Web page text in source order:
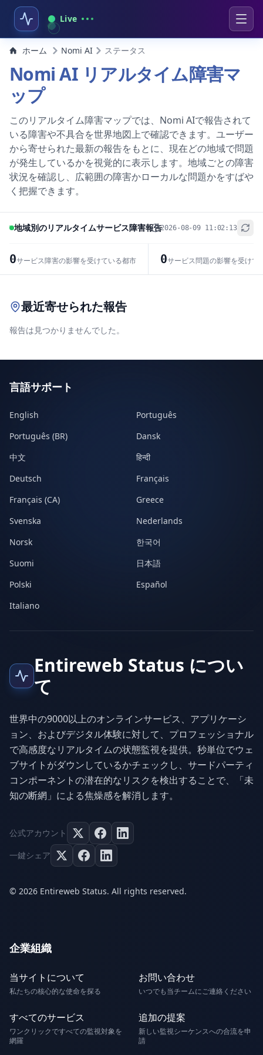
Live
ホーム Nomi AI ステータス
Nomi AI リアルタイム障害マ
ップ
このリアルタイム障害マップでは、Nomi AIで報告されて
いる障害や不具合を世界地図上で確認できます。ユーザー
から寄せられた最新の報告をもとに、現在どの地域で問題
が発生しているかを視覚的に表示します。地域ごとの障害
状況を確認し、広範囲の障害かローカルな問題かをすばや
く把握できます。
地域別のリアルタイムサービス障害報告2026-08-09 11:02:13
0サービス障害の影響を受けている都市 0サービス問題の影響を受けて
+
最近寄せられた報告
報告は見つかりませんでした。
言語サポート
English
Português
Português (BR)
Dansk
中文
हिन्दी
Deutsch
Français
Français (CA)
Greece
Svenska
Nederlands
Norsk
한국어
Suomi
日本語
Polski
Español
Italiano
Entireweb Status につい
て
世界中の9000以上のオンラインサービス、アプリケーシ
ョン、およびデジタル体験に対して、プロフェッショナル
で高感度なリアルタイムの状態監視を提供。秒単位でウェ
ブサイトがダウンしているかチェックし、サードパーティ
コンポーネントの潜在的なリスクを検出することで、「未
知の断網」による焦燥感を解消します。
公式アカウント
一鍵シェア
© 2026 Entireweb Status. All rights reserved.
企業組織
当サイトについて
私たちの核心的な使命を探る
お問い合わせ
いつでも当チームにご連絡ください
すべてのサービス
ワンクリックですべての監視対象を
網羅
追加の提案
新しい監視シーケンスへの合流を申
請